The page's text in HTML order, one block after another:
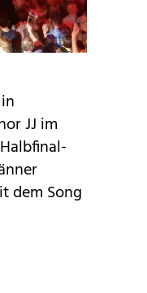
JJ im
dem Song